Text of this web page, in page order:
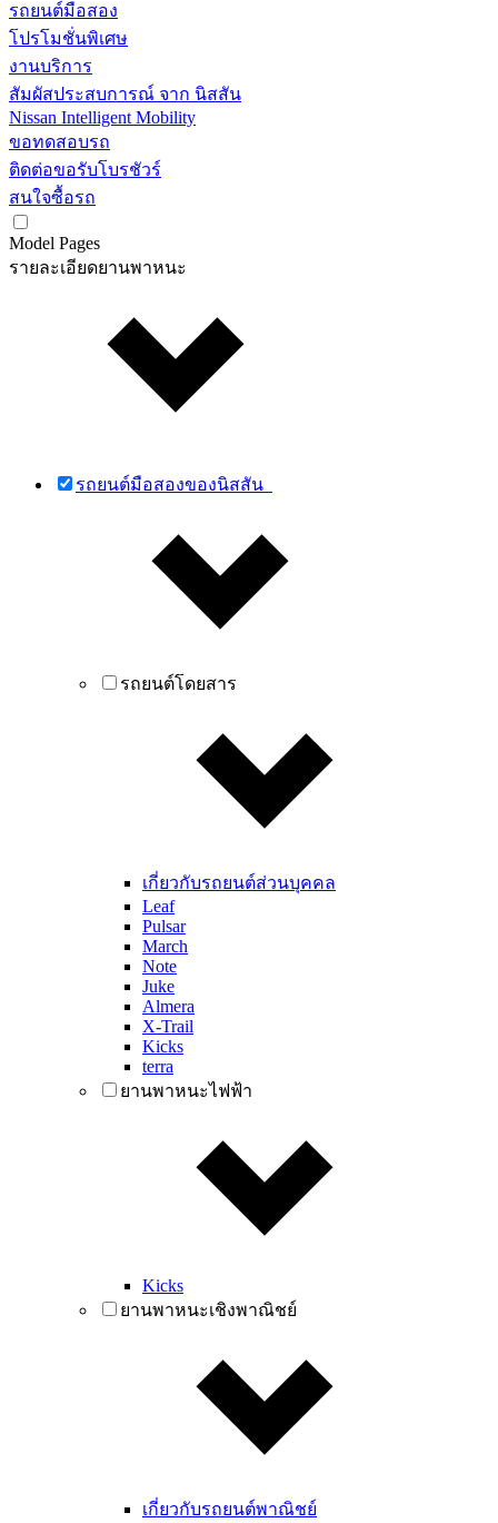
รถยนต์มือสอง
โปรโมชั่นพิเศษ
งานบริการ
สัมผัสประสบการณ์ จาก นิสสัน
Nissan Intelligent Mobility
ขอทดสอบรถ
ติดต่อขอรับโบรชัวร์
สนใจซื้อรถ
Model Pages
รายละเอียดยานพาหนะ
รถยนต์มือสองของนิสสัน
รถยนต์โดยสาร
เกี่ยวกับรถยนต์ส่วนบุคคล
Leaf
Pulsar
March
Note
Juke
Almera
X-Trail
Kicks
terra
ยานพาหนะไฟฟ้า
Kicks
ยานพาหนะเชิงพาณิชย์
เกี่ยวกับรถยนต์พาณิชย์